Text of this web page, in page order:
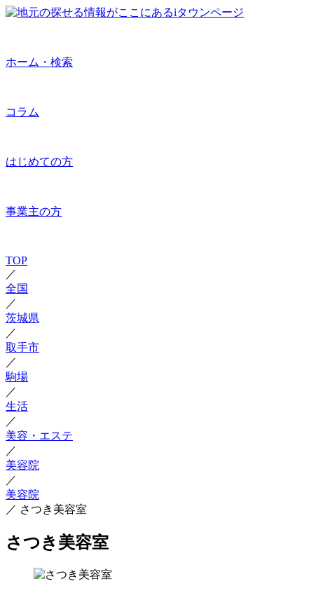
ホーム・検索
コラム
はじめての方
事業主の方
TOP
／
全国
／
茨城県
／
取手市
／
駒場
／
生活
／
美容・エステ
／
美容院
／
美容院
／ さつき美容室
さつき美容室